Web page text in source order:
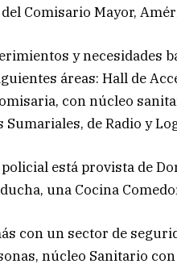
Comisario Mayor,
y necesidades
áreas: Hall de
con núcleo
Sumariales, de Radio y
está provista de
una Cocina
con un sector de
núcleo Sanitario